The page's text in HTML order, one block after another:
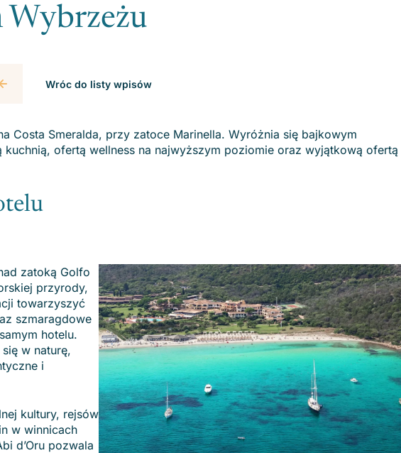
Wybrzeżu
Wróc do listy wpisów
Costa Smeralda, przy zatoce Marinella. Wyróżnia się bajkowym
ofertą wellness na najwyższym poziomie oraz wyjątkową ofertą
zatoką Golfo
przyrody,
towarzyszyć
szmaragdowe
hotelu.
w naturę,
i
kultury, rejsów
w winnicach
d’Oru pozwala